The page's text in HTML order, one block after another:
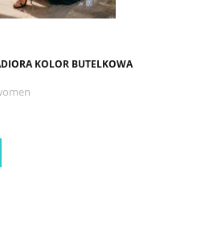
KOLOR BUTELKOWA